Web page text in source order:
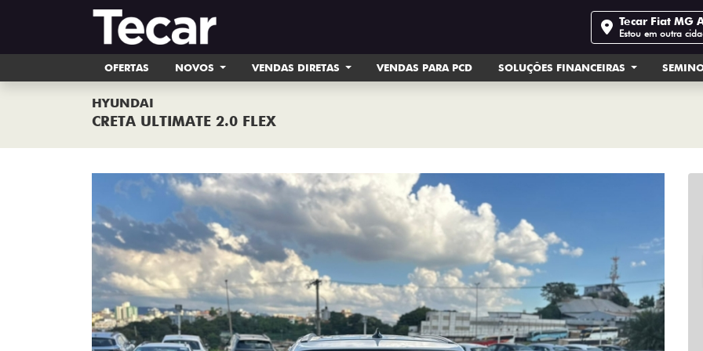
Tecar Fiat MG
Estou em outra
OFERTAS NOVOS VENDAS DIRETAS VENDAS PARA PCD SOLUÇÕES FINANCEIRAS
HYUNDAI
CRETA ULTIMATE 2.0 FLEX